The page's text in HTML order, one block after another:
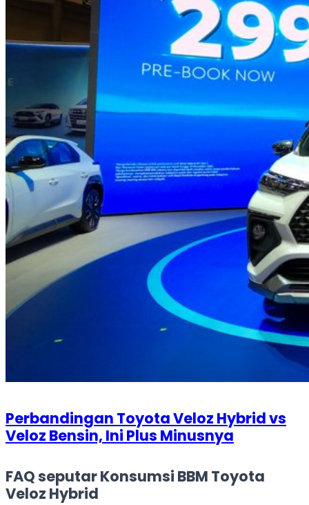
Perbandingan Toyota Veloz Hybrid vs
Veloz Bensin, Ini Plus Minusnya
FAQ seputar Konsumsi BBM Toyota
Veloz Hybrid